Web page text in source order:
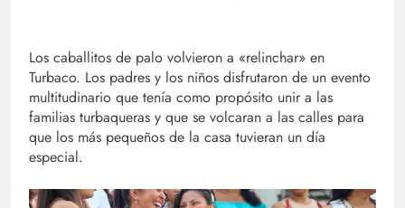
Los caballitos de palo volvieron a «relinchar» en
Turbaco. Los padres y los niños disfrutaron de un evento
multitudinario que tenía como propósito unir a las
familias turbaqueras y que se volcaran a las calles para
que los más pequeños de la casa tuvieran un día
especial.